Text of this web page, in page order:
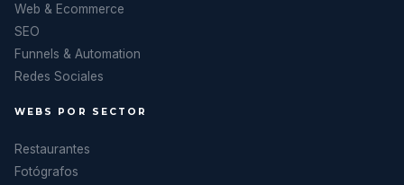
Web & Ecommerce
SEO
Funnels & Automation
Redes Sociales
WEBS POR SECTOR
Restaurantes
Fotógrafos